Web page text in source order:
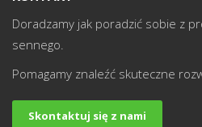
Doradzamy jak poradzić sobie z
sennego.
Pomagamy znaleźć skuteczne
Skontaktuj się z nami